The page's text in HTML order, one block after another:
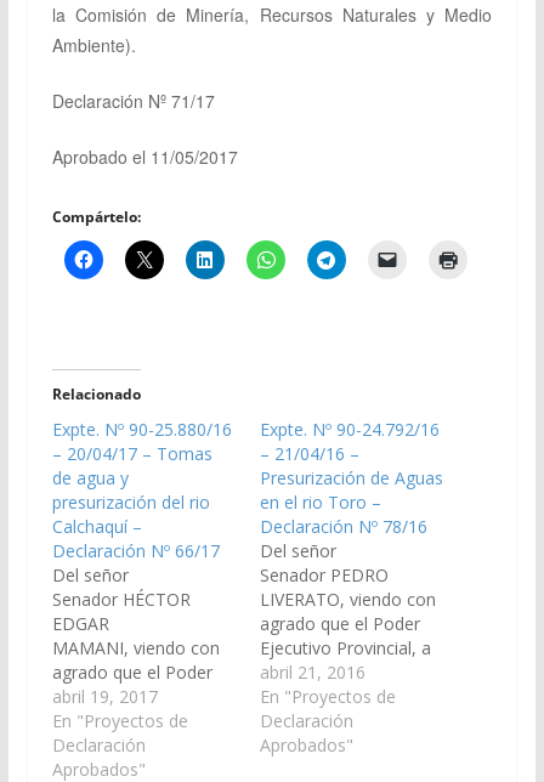
la Comisión de Minería, Recursos Naturales y Medio
Ambiente).
Declaración Nº 71/17
Aprobado el 11/05/2017
Compártelo:
Relacionado
Expte. Nº 90-25.880/16
– 20/04/17 – Tomas
de agua y
presurización del rio
Calchaquí –
Declaración Nº 66/17
Del señor
Senador HÉCTOR
EDGAR
MAMANI, viendo con
agrado que el Poder
Ejecutivo Provincial a
través del Ente
Regulador de Servicios
Públicos en su calidad
abril 19, 2017
En "Proyectos de
Declaración
Aprobados"
Expte. Nº 90-24.792/16
– 21/04/16 –
Presurización de Aguas
en el rio Toro –
Declaración Nº 78/16
Del señor
Senador PEDRO
LIVERATO, viendo con
agrado que el Poder
Ejecutivo Provincial, a
través del Ministerio de
Infraestructura,
Secretaria de Obras
Publicas, en
abril 21, 2016
En "Proyectos de
Declaración
Aprobados"